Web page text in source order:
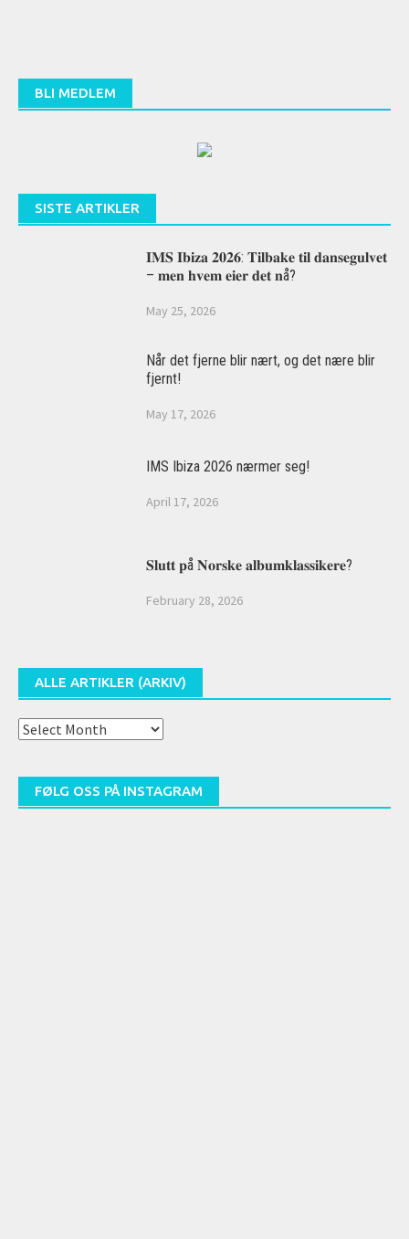
BLI MEDLEM
SISTE ARTIKLER
𝐈𝐌𝐒 𝐈𝐛𝐢𝐳𝐚 𝟐𝟎𝟐𝟔: 𝐓𝐢𝐥𝐛𝐚𝐤𝐞 𝐭𝐢𝐥 𝐝𝐚𝐧𝐬𝐞𝐠𝐮𝐥𝐯𝐞𝐭
– 𝐦𝐞𝐧 𝐡𝐯𝐞𝐦 𝐞𝐢𝐞𝐫 𝐝𝐞𝐭 𝐧å?
May 25, 2026
Når det fjerne blir nært, og det nære blir
fjernt!
May 17, 2026
IMS Ibiza 2026 nærmer seg!
April 17, 2026
𝐒𝐥𝐮𝐭𝐭 𝐩å 𝐍𝐨𝐫𝐬𝐤𝐞 𝐚𝐥𝐛𝐮𝐦𝐤𝐥𝐚𝐬𝐬𝐢𝐤𝐞𝐫𝐞?
February 28, 2026
ALLE ARTIKLER (ARKIV)
Alle
FØLG OSS PÅ INSTAGRAM